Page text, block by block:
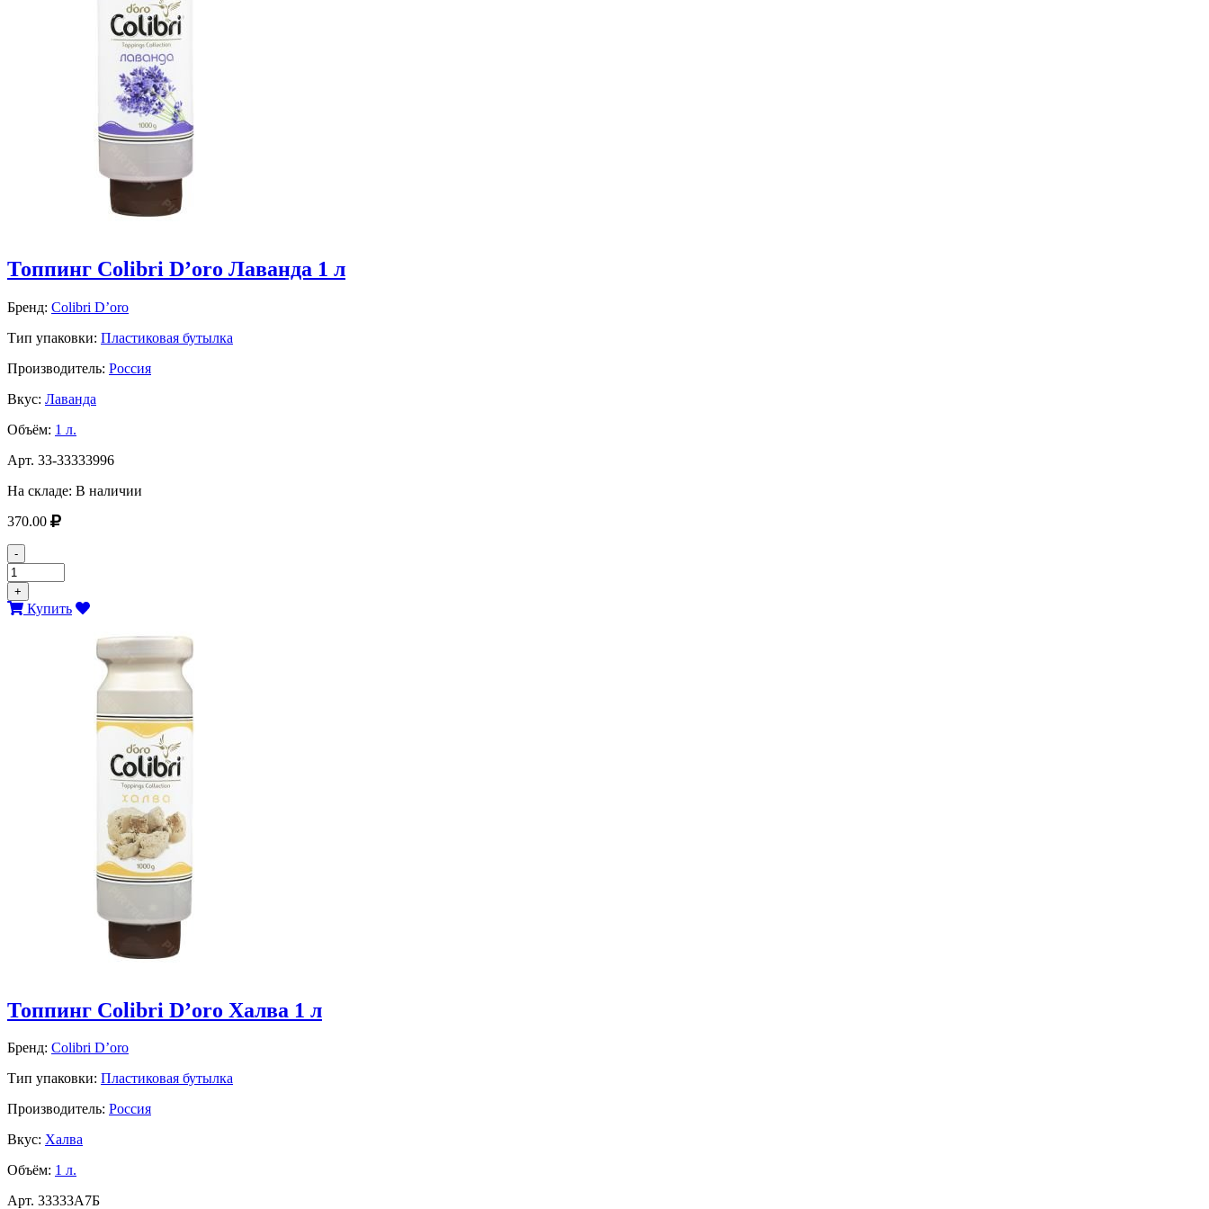
Топпинг Colibri D’oro Лаванда 1 л
Бренд: Colibri D’oro
Тип упаковки: Пластиковая бутылка
Производитель: Россия
Вкус: Лаванда
Объём: 1 л.
Арт. 33-33333996
На складе: В наличии
370.00
-
+
Купить
Топпинг Colibri D’oro Халва 1 л
Бренд: Colibri D’oro
Тип упаковки: Пластиковая бутылка
Производитель: Россия
Вкус: Халва
Объём: 1 л.
Арт. 33333A7Б